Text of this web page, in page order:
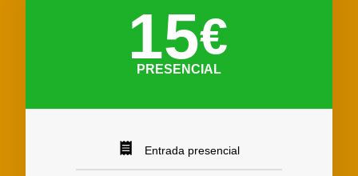
15€
PRESENCIAL
Entrada presencial